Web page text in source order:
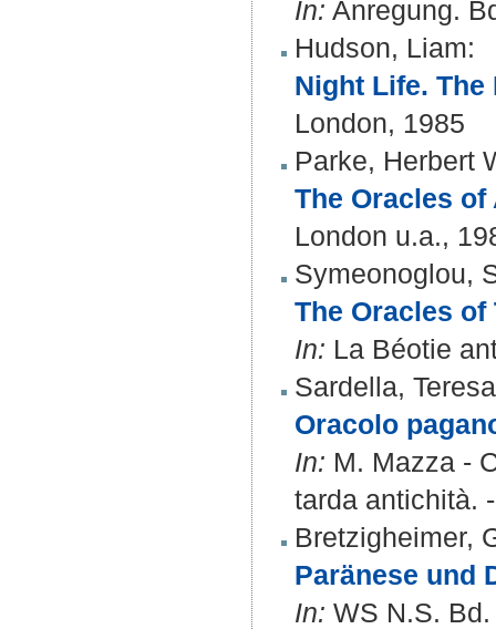
In: Anregung.
Hudson, Liam:
Night Life.
London, 1985
Parke, Herbert
The Oracles
London u.a.,
Symeonoglou,
The Oracles of
In: La Béotie
Sardella, Teresa
Oracolo
In: M. Mazza -
tarda antichità.
Bretzigheimer,
Paränese und
In: WS N.S.